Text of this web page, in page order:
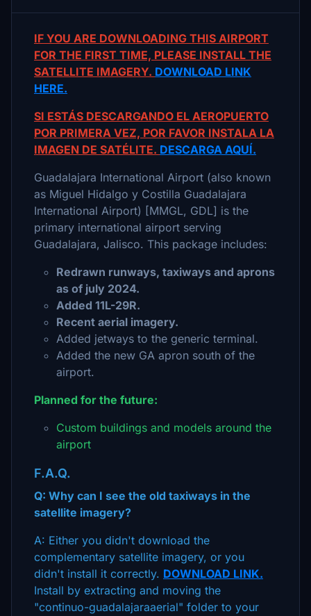
IF YOU ARE DOWNLOADING THIS AIRPORT
FOR THE FIRST TIME, PLEASE INSTALL THE
SATELLITE IMAGERY. DOWNLOAD LINK
HERE.
SI ESTÁS DESCARGANDO EL AEROPUERTO
POR PRIMERA VEZ, POR FAVOR INSTALA LA
IMAGEN DE SATÉLITE. DESCARGA AQUÍ.
Guadalajara International Airport (also known
as Miguel Hidalgo y Costilla Guadalajara
International Airport) [MMGL, GDL] is the
primary international airport serving
Guadalajara, Jalisco. This package includes:
Redrawn runways, taxiways and aprons
as of july 2024.
Added 11L-29R.
Recent aerial imagery.
Added jetways to the generic terminal.
Added the new GA apron south of the
airport.
Planned for the future:
Custom buildings and models around the
airport
F.A.Q.
Q: Why can I see the old taxiways in the
satellite imagery?
A: Either you didn't download the
complementary satellite imagery, or you
didn't install it correctly. DOWNLOAD LINK.
Install by extracting and moving the
"continuo-guadalajaraaerial" folder to your